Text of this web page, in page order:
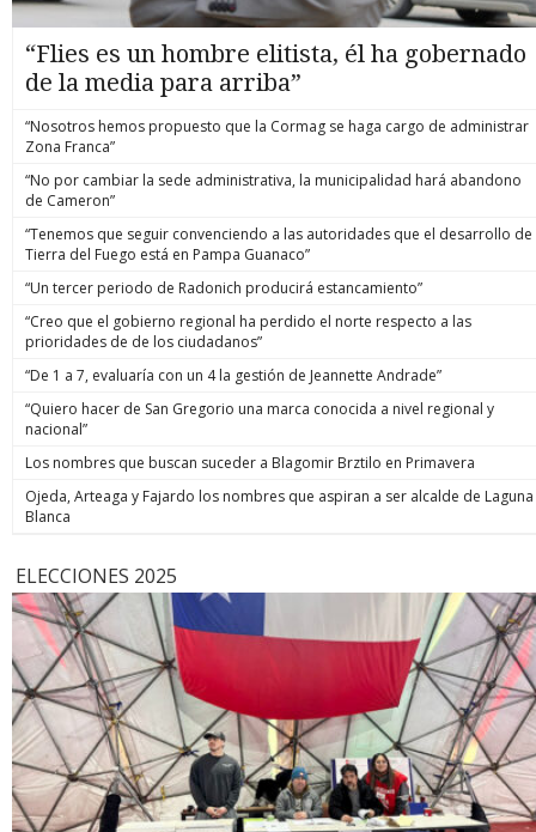
“Flies es un hombre elitista, él ha gobernado
de la media para arriba”
“Nosotros hemos propuesto que la Cormag se haga cargo de administrar
Zona Franca”
“No por cambiar la sede administrativa, la municipalidad hará abandono
de Cameron”
“Tenemos que seguir convenciendo a las autoridades que el desarrollo de
Tierra del Fuego está en Pampa Guanaco”
“Un tercer periodo de Radonich producirá estancamiento”
“Creo que el gobierno regional ha perdido el norte respecto a las
prioridades de de los ciudadanos”
“De 1 a 7, evaluaría con un 4 la gestión de Jeannette Andrade”
“Quiero hacer de San Gregorio una marca conocida a nivel regional y
nacional”
Los nombres que buscan suceder a Blagomir Brztilo en Primavera
Ojeda, Arteaga y Fajardo los nombres que aspiran a ser alcalde de Laguna
Blanca
ELECCIONES 2025